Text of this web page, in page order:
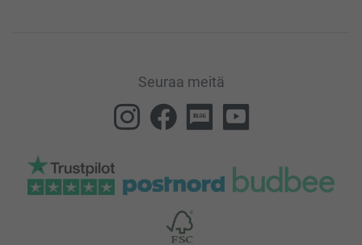
Seuraa meitä